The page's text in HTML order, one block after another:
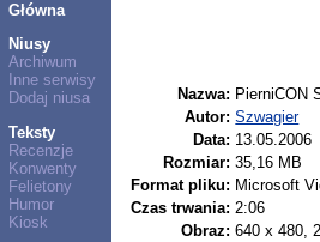
Główna
Niusy
Archiwum
Inne serwisy
Dodaj niusa
Teksty
Recenzje
Konwenty
Felietony
Humor
Kiosk
Nazwa: PierniCON
Autor: Szwagier
Data: 13.05.2006
Rozmiar: 35,16 MB
Format pliku: Microsoft
Czas trwania: 2:06
Obraz: 640 x 480,